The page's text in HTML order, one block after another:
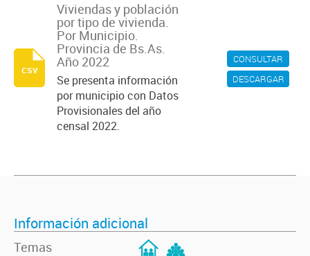
CONSULTAR
DESCARGAR
Viviendas y población
por tipo de vivienda.
Por Municipio.
Provincia de Bs.As.
Año 2022
Se presenta información
por municipio con Datos
Provisionales del año
censal 2022.
csv
Información adicional
Temas